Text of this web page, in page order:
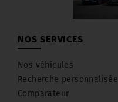
NOS SERVICES
Nos véhicules
Recherche personnalisée
Comparateur